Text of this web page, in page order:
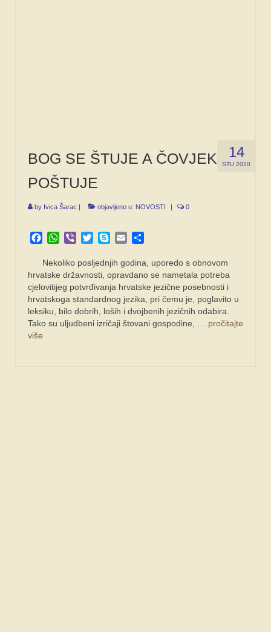
14
STU 2020
BOG SE ŠTUJE A ČOVJEK
POŠTUJE
by Ivica Šarac | objavljeno u: NOVOSTI | 0
Facebook
WhatsApp
Viber TwitterSkypeEmail
Nekoliko posljednjih godina, uporedo s obnovom
hrvatske državnosti, opravdano se nametala potreba
cjelovitijeg potvrđivanja hrvatske jezične posebnosti i
hrvatskoga standardnog jezika, pri čemu je, poglavito u
leksiku, bilo dobrih, loših i dvojbenih jezičnih odabira.
Tako su uljudbeni izričaji štovani gospodine, … pročitajte
više